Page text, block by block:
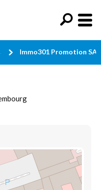
Immo301 Promotion SA